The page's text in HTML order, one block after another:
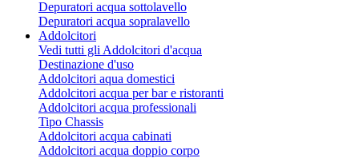
Depuratori acqua sottolavello
Depuratori acqua sopralavello
Addolcitori
Vedi tutti gli Addolcitori d'acqua
Destinazione d'uso
Addolcitori aqua domestici
Addolcitori acqua per bar e ristoranti
Addolcitori acqua professionali
Tipo Chassis
Addolcitori acqua cabinati
Addolcitori acqua doppio corpo